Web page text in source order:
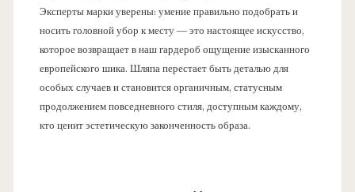
Эксперты марки уверены: умение правильно подобрать и
носить головной убор к месту — это настоящее искусство,
которое возвращает в наш гардероб ощущение изысканного
европейского шика. Шляпа перестает быть деталью для
особых случаев и становится органичным, статусным
продолжением повседневного стиля, доступным каждому,
кто ценит эстетическую законченность образа.